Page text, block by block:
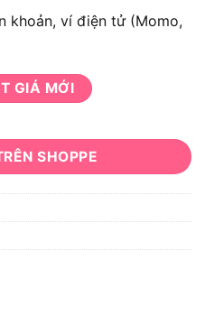
khoản, ví điện tử (Momo,
GIÁ MỚI
số lượng
SHOPPE